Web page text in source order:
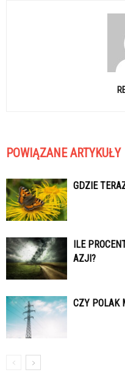
POWIĄZANE ARTYKUŁY
GDZIE
ILE
AZJI?
CZY POLAK